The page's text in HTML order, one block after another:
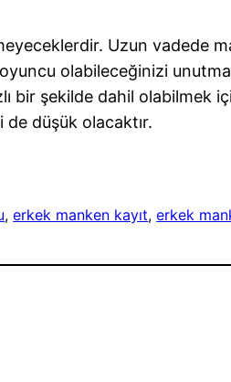
Uzun vadede
olabileceğinizi
bir şekilde dahil olabilmek
düşük olacaktır.
, erkek manken kayıt, erkek